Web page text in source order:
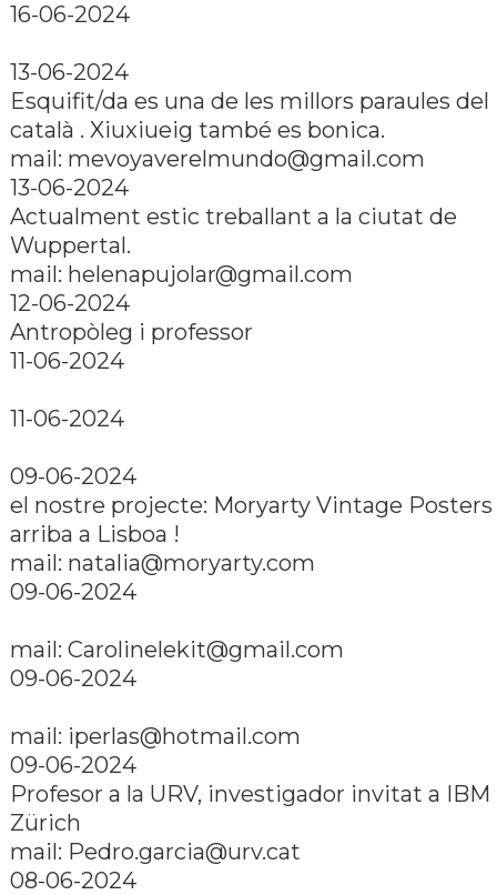
16-06-2024
13-06-2024
Esquifit/da es una de les millors paraules del
català . Xiuxiueig també es bonica.
mail: mevoyaverelmundo@gmail.com
13-06-2024
Actualment estic treballant a la ciutat de
Wuppertal.
mail: helenapujolar@gmail.com
12-06-2024
Antropòleg i professor
11-06-2024
11-06-2024
09-06-2024
el nostre projecte: Moryarty Vintage Posters
arriba a Lisboa !
mail: natalia@moryarty.com
09-06-2024
mail: Carolinelekit@gmail.com
09-06-2024
mail: iperlas@hotmail.com
09-06-2024
Profesor a la URV, investigador invitat a IBM
Zürich
mail: Pedro.garcia@urv.cat
08-06-2024